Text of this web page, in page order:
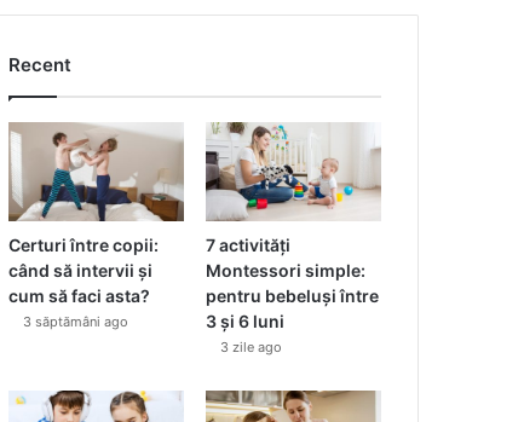
Recent
Certuri între copii:
când să intervii și
cum să faci asta?
3 săptămâni ago
7 activități
Montessori simple:
pentru bebeluși între
3 și 6 luni
3 zile ago